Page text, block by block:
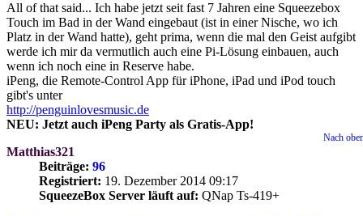
All of that said... Ich habe jetzt seit fast 7 Jahren eine Squeezebox
Touch im Bad in der Wand eingebaut (ist in einer Nische, wo ich
Platz in der Wand hatte), geht prima, wenn die mal den Geist aufgibt
werde ich mir da vermutlich auch eine Pi-Lösung einbauen, auch
wenn ich noch eine in Reserve habe.
iPeng, die Remote-Control App für iPhone, iPad und iPod touch
gibt's unter
http://penguinlovesmusic.de
NEU: Jetzt auch iPeng Party als Gratis-App!
Nach
Matthias321
Beiträge: 96
Registriert: 19. Dezember 2014 09:17
SqueezeBox Server läuft auf: QNap Ts-419+